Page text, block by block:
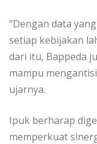
“Dengan data
setiap kebijakan
dari itu, Bappeda
mampu
ujarnya.
Ipuk berharap
memperkuat